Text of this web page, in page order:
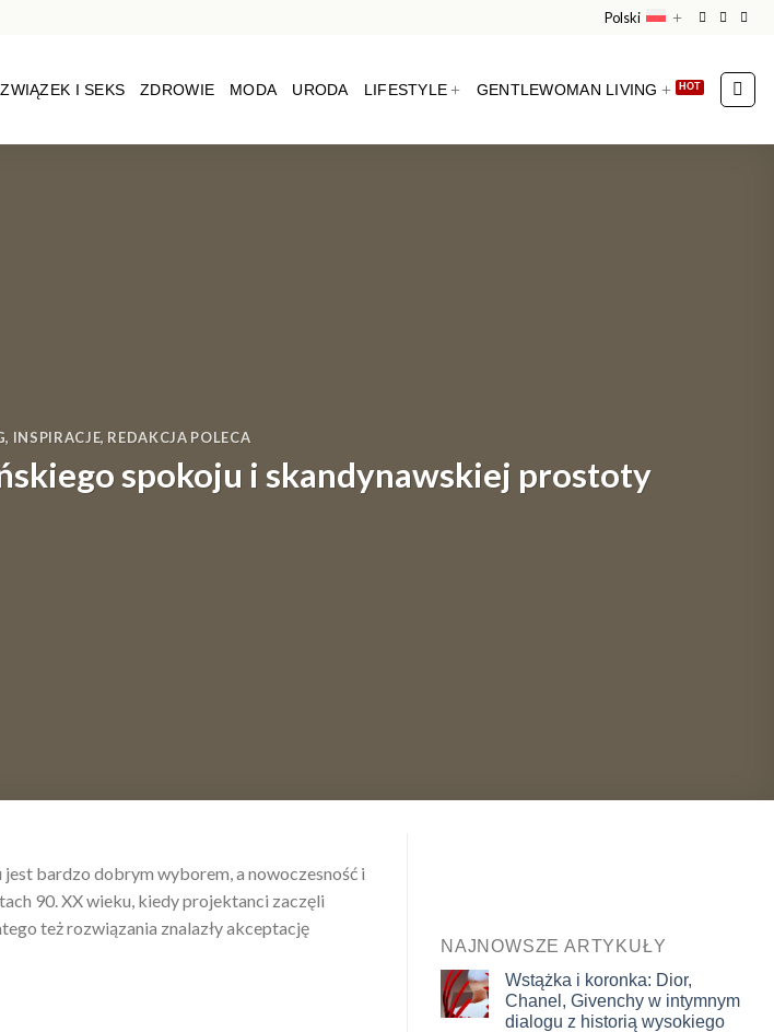
Polski
ZWIĄZEK I SEKS ZDROWIE MODA URODA LIFESTYLE GENTLEWOMAN LIVING
, INSPIRACJE, REDAKCJA POLECA
spokoju i skandynawskiej prostoty
bardzo dobrym wyborem, a nowoczesność i
90. XX wieku, kiedy projektanci zaczęli
też rozwiązania znalazły akceptację
NAJNOWSZE ARTYKUŁY
Wstążka i koronka: Dior,
Chanel, Givenchy w intymnym
dialogu z historią wysokiego